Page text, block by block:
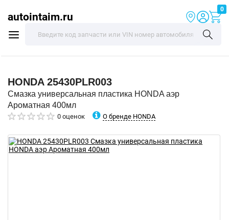
autointaim.ru
0
HONDA 25430PLR003
Смазка универсальная пластика HONDA аэр
Ароматная 400мл
0 оценок О бренде HONDA